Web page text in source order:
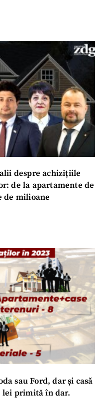
de la apartamente de
de milioane
sau Ford, dar și casă